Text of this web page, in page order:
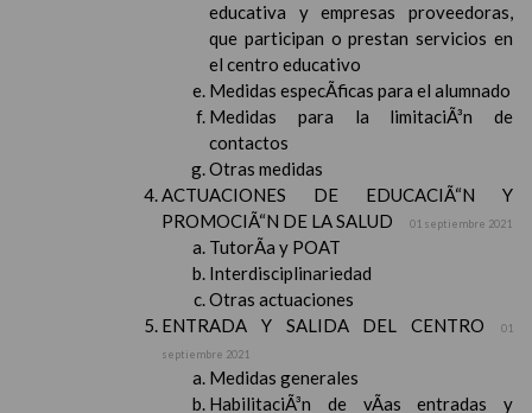
educativa y empresas proveedoras,
que participan o prestan servicios en
el centro educativo
Medidas especÃ­ficas para el alumnado
Medidas para la limitaciÃ³n de
contactos
Otras medidas
ACTUACIONES DE EDUCACIÃ“N Y
PROMOCIÃ“N DE LA SALUD
01 septiembre 2021
TutorÃ­a y POAT
Interdisciplinariedad
Otras actuaciones
ENTRADA Y SALIDA DEL CENTRO
01
septiembre 2021
Medidas generales
HabilitaciÃ³n de vÃ­as entradas y